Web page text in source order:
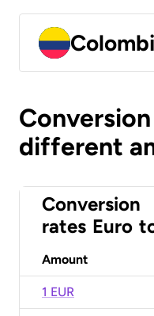
different
Conversion
rates Euro
Amount
1 EUR